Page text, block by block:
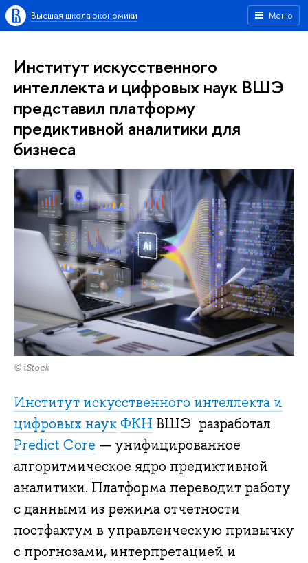
Меню
Высшая школа экономики
Институт искусственного
интеллекта и цифровых наук ВШЭ
представил платформу
предиктивной аналитики для
бизнеса
© iStock
Институт искусственного интеллекта и
цифровых наукФКН ВШЭ разработал
Predict Core — унифицированное
алгоритмическое ядро предиктивной
аналитики. Платформа переводит работу
с данными из режима отчетности
постфактум в управленческую привычку
с прогнозами, интерпретацией и